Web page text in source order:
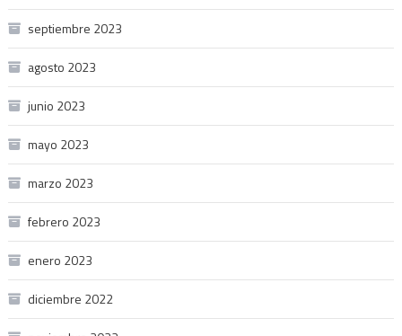
septiembre 2023
agosto 2023
junio 2023
mayo 2023
marzo 2023
febrero 2023
enero 2023
diciembre 2022